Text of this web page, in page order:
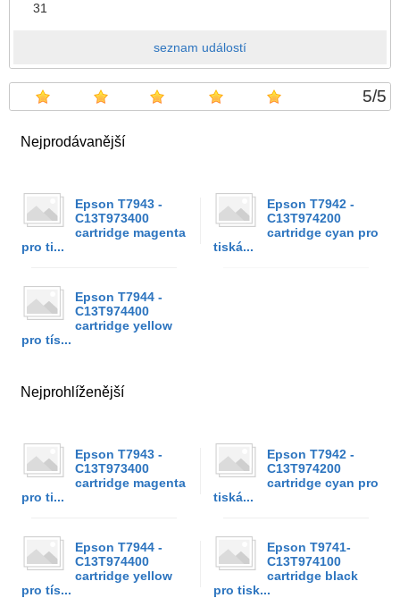
31
seznam událostí
5/5
Nejprodávanější
Epson T7943 -
C13T973400
cartridge magenta
pro ti...
Epson T7942 -
C13T974200
cartridge cyan pro
tiská...
Epson T7944 -
C13T974400
cartridge yellow
pro tís...
Nejprohlíženější
Epson T7943 -
C13T973400
cartridge magenta
pro ti...
Epson T7942 -
C13T974200
cartridge cyan pro
tiská...
Epson T7944 -
C13T974400
cartridge yellow
pro tís...
Epson T9741-
C13T974100
cartridge black
pro tisk...